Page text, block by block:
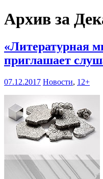
Архив за
«Литературная
приглашает
07.12.2017 Новости, 12+